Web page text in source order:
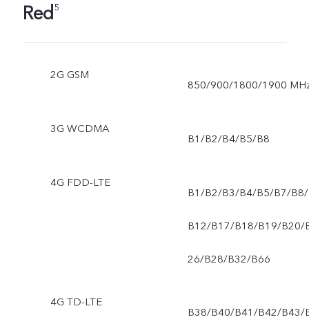
Red5
2G GSM
850/900/1800/1900
3G WCDMA
B1/B2/B4/B5/B8
4G FDD-LTE
B1/B2/B3/B4/B5/B7/B8/
B12/B17/B18/B19/B20/
26/B28/B32/B66
4G TD-LTE
B38/B40/B41/B42/B43/